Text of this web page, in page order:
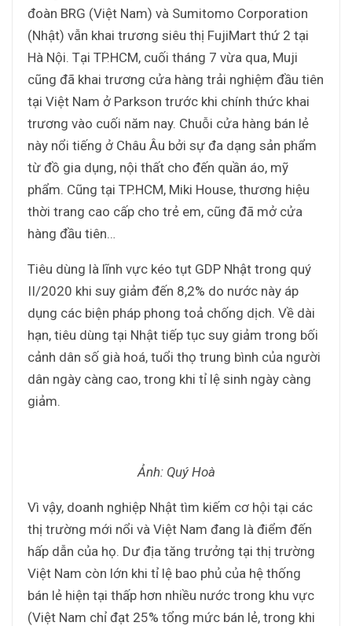
đoàn BRG (Việt Nam) và Sumitomo Corporation
(Nhật) vẫn khai trương siêu thị FujiMart thứ 2 tại
Hà Nội. Tại TP.HCM, cuối tháng 7 vừa qua, Muji
cũng đã khai trương cửa hàng trải nghiệm đầu tiên
tại Việt Nam ở Parkson trước khi chính thức khai
trương vào cuối năm nay. Chuỗi cửa hàng bán lẻ
này nổi tiếng ở Châu Âu bởi sự đa dạng sản phẩm
từ đồ gia dụng, nội thất cho đến quần áo, mỹ
phẩm. Cũng tại TP.HCM, Miki House, thương hiệu
thời trang cao cấp cho trẻ em, cũng đã mở cửa
hàng đầu tiên…
Tiêu dùng là lĩnh vực kéo tụt GDP Nhật trong quý
II/2020 khi suy giảm đến 8,2% do nước này áp
dụng các biện pháp phong toả chống dịch. Về dài
hạn, tiêu dùng tại Nhật tiếp tục suy giảm trong bối
cảnh dân số già hoá, tuổi thọ trung bình của người
dân ngày càng cao, trong khi tỉ lệ sinh ngày càng
giảm.
Ảnh: Quý Hoà
Vì vậy, doanh nghiệp Nhật tìm kiếm cơ hội tại các
thị trường mới nổi và Việt Nam đang là điểm đến
hấp dẫn của họ. Dư địa tăng trưởng tại thị trường
Việt Nam còn lớn khi tỉ lệ bao phủ của hệ thống
bán lẻ hiện tại thấp hơn nhiều nước trong khu vực
(Việt Nam chỉ đạt 25% tổng mức bán lẻ, trong khi